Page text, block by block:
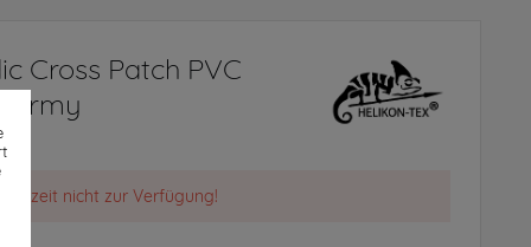
Cross Patch PVC
Army
nicht zur Verfügung!